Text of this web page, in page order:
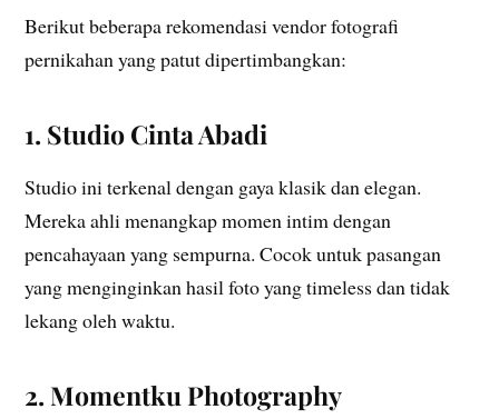
Berikut beberapa rekomendasi vendor fotografi
pernikahan yang patut dipertimbangkan:
1. Studio Cinta Abadi
Studio ini terkenal dengan gaya klasik dan elegan.
Mereka ahli menangkap momen intim dengan
pencahayaan yang sempurna. Cocok untuk pasangan
yang menginginkan hasil foto yang timeless dan tidak
lekang oleh waktu.
2. Momentku Photography